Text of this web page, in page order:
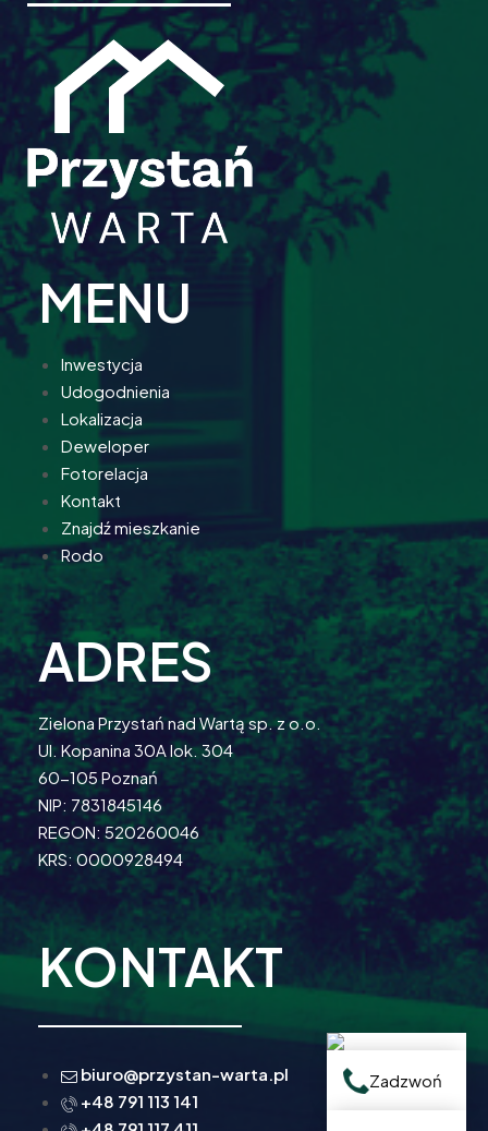
MENU
Inwestycja
Udogodnienia
Lokalizacja
Deweloper
Fotorelacja
Kontakt
Znajdź mieszkanie
Rodo
ADRES
Zielona Przystań nad Wartą sp. z o.o.
Ul. Kopanina 30A lok. 304
60-105 Poznań
NIP: 7831845146
REGON: 520260046
KRS: 0000928494
KONTAKT
biuro@przystan-warta.pl
+48 791 113 141
Zadzwoń